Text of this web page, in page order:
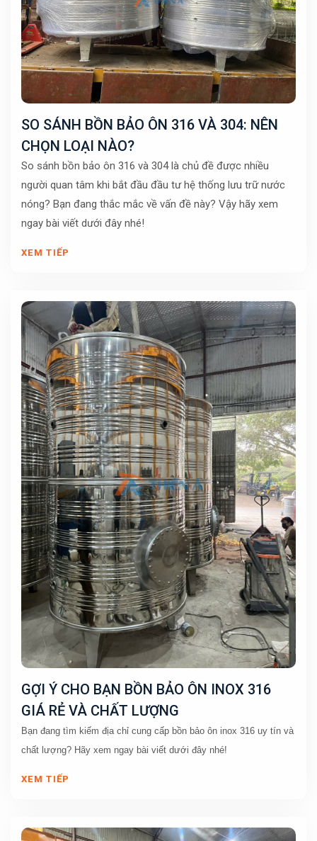
SO SÁNH BỒN BẢO ÔN 316 VÀ 304: NÊN
CHỌN LOẠI NÀO?
So sánh bồn bảo ôn 316 và 304 là chủ đề được nhiều
người quan tâm khi bắt đầu đầu tư hệ thống lưu trữ nước
nóng? Bạn đang thắc mắc về vấn đề này? Vậy hãy xem
ngay bài viết dưới đây nhé!
XEM TIẾP
GỢI Ý CHO BẠN BỒN BẢO ÔN INOX 316
GIÁ RẺ VÀ CHẤT LƯỢNG
Bạn đang tìm kiếm địa chỉ cung cấp bồn bảo ôn inox 316 uy tín và
chất lượng? Hãy xem ngay bài viết dưới đây nhé!
XEM TIẾP